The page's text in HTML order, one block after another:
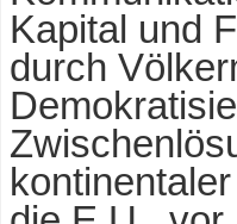
Kapital und
durch